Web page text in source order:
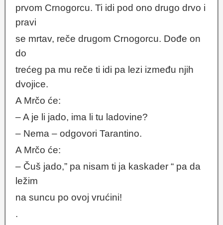
prvom Crnogorcu. Ti idi pod ono drugo drvo i
pravi
se mrtav, reče drugom Crnogorcu. Dođe on
do
trećeg pa mu reče ti idi pa lezi između njih
dvojice.
A Mrčo će:
– A je li jado, ima li tu ladovine?
– Nema – odgovori Tarantino.
A Mrčo će:
– Čuš jado,” pa nisam ti ja kaskader “ pa da
ležim
na suncu po ovoj vrućini!
.